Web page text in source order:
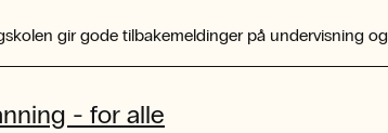
gir gode tilbakemeldinger på undervisning
- for alle